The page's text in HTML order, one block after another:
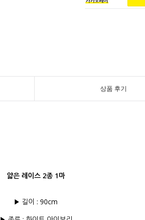
상품 후기
얇은 레이스 2종 1마
▶ 길이 : 90cm